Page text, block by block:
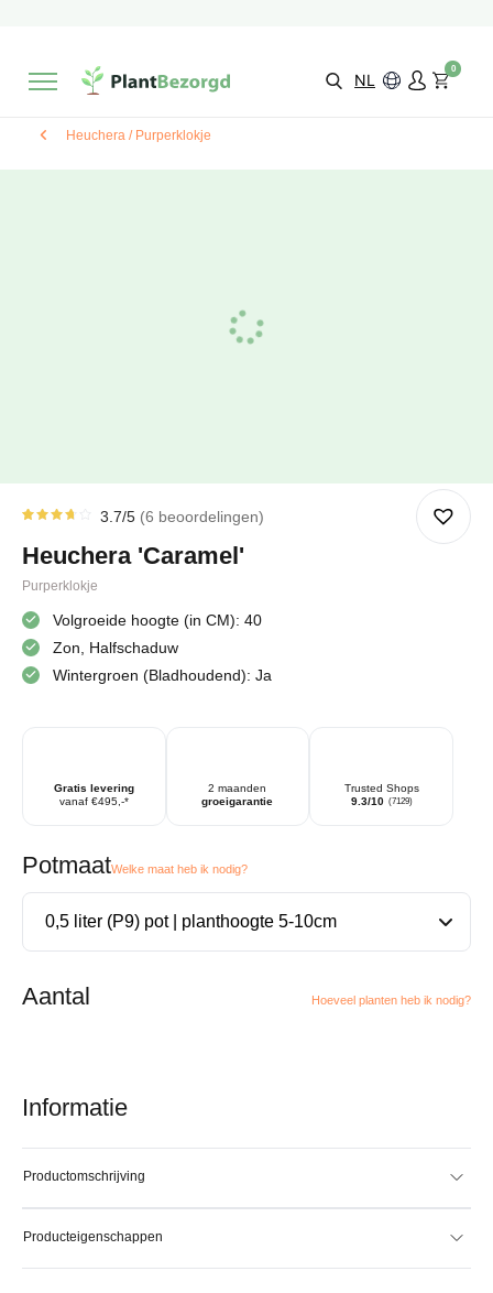
Kies zelf je
bezorgmoment & locatie NL
0
Heuchera / Purperklokje
op 5
gebaseerd
klantbeoordelingen
3.7/5 6 beoordelingen
Heuchera 'Caramel'
Purperklokje
Volgroeide hoogte (in CM): 40
Zon, Halfschaduw
Wintergroen (Bladhoudend): Ja
Gratis levering
vanaf €495,-*
2 maanden
groeigarantie
Trusted Shops
9.3/10 (7129)
PotmaatWelke maat heb ik nodig?
Aantal Hoeveel planten heb ik nodig?
Informatie
Productomschrijving
Producteigenschappen